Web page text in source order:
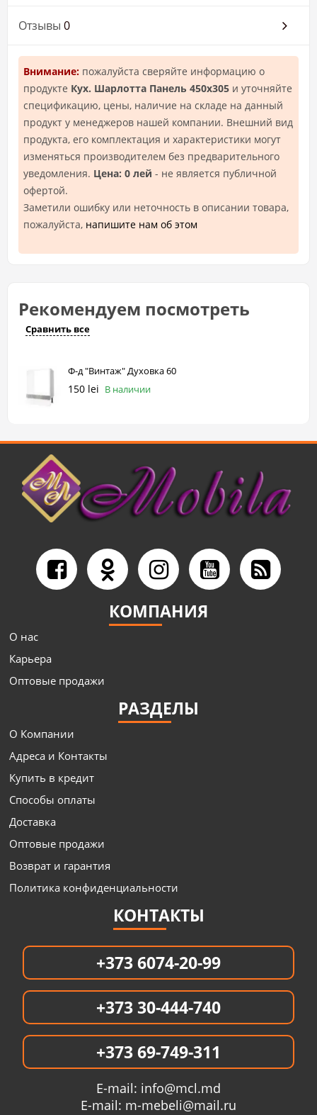
Отзывы 0
Внимание: пожалуйста сверяйте информацию о
продукте Кух. Шарлотта Панель 450x305 и уточняйте
спецификацию, цены, наличие на складе на данный
продукт у менеджеров нашей компании. Внешний вид
продукта, его комплектация и характеристики могут
изменяться производителем без предварительного
уведомления. Цена: 0 лей - не является публичной
офертой.
Заметили ошибку или неточность в описании товара,
пожалуйста, напишите нам об этом
Рекомендуем посмотреть
Сравнить все
Ф-д "Винтаж" Духовка 60
150 lei В наличии
КОМПАНИЯ
О нас
Карьера
Оптовые продажи
РАЗДЕЛЫ
О Компании
Адреса и Контакты
Купить в кредит
Способы оплаты
Доставка
Оптовые продажи
Возврат и гарантия
Политика конфиденциальности
КОНТАКТЫ
+373 6074-20-99
+373 30-444-740
+373 69-749-311
E-mail: info@mcl.md
E-mail: m-mebeli@mail.ru